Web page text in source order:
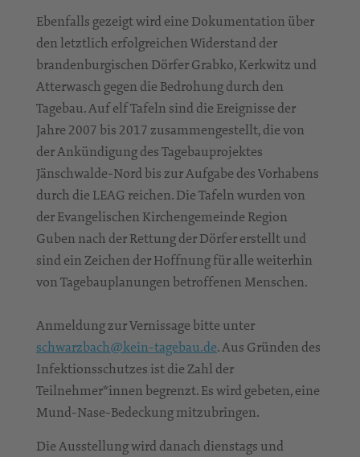
Ebenfalls gezeigt wird eine Dokumentation über
den letztlich erfolgreichen Widerstand der
brandenburgischen Dörfer Grabko, Kerkwitz und
Atterwasch gegen die Bedrohung durch den
Tagebau. Auf elf Tafeln sind die Ereignisse der
Jahre 2007 bis 2017 zusammengestellt, die von
der Ankündigung des Tagebauprojektes
Jänschwalde-Nord bis zur Aufgabe des Vorhabens
durch die LEAG reichen. Die Tafeln wurden von
der Evangelischen Kirchengemeinde Region
Guben nach der Rettung der Dörfer erstellt und
sind ein Zeichen der Hoffnung für alle weiterhin
von Tagebauplanungen betroffenen Menschen.
Anmeldung zur Vernissage bitte unter
schwarzbach@kein-tagebau.de. Aus Gründen des
Infektionsschutzes ist die Zahl der
Teilnehmer*innen begrenzt. Es wird gebeten, eine
Mund-Nase-Bedeckung mitzubringen.
Die Ausstellung wird danach dienstags und